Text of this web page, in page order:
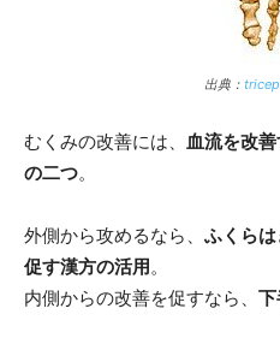
出典：
むくみの改善には、
血流を改
の二つ。
外側から攻めるなら、 ふくら
促す漢方の活用。
内側からの改善を促すなら、